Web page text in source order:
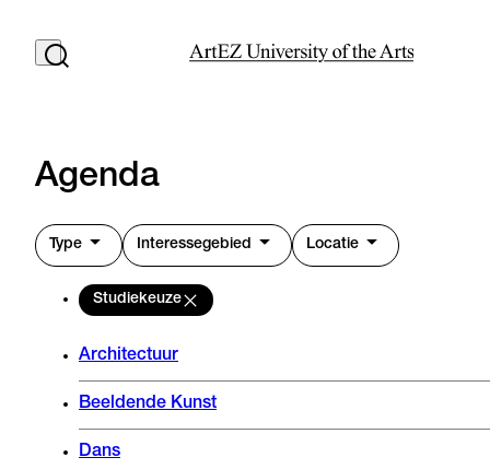
Agenda
Type Interessegebied Locatie
Studiekeuze
Architectuur
Beeldende Kunst
Dans